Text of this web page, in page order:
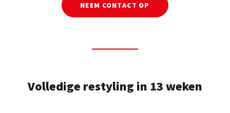
NEEM CONTACT OP
Volledige restyling in 13 weken